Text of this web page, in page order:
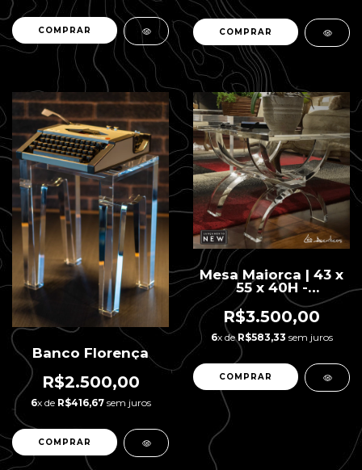
Banco Florença
R$2.500,00
6x de R$416,67sem juros
Mesa Maiorca | 43 x
55 x 40H -
Lançamento!
R$3.500,00
6x deR$583,33 sem juros